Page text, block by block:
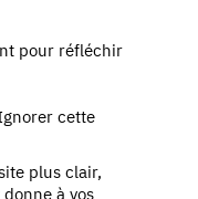
pour réfléchir
cette
plus clair,
à vos